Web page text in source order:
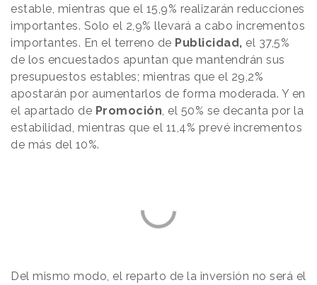
estable, mientras que el 15,9% realizarán reducciones
importantes. Solo el 2,9% llevará a cabo incrementos
importantes. En el terreno de Publicidad, el 37,5%
de los encuestados apuntan que mantendrán sus
presupuestos estables; mientras que el 29,2%
apostarán por aumentarlos de forma moderada. Y en
el apartado de Promoción, el 50% se decanta por la
estabilidad, mientras que el 11,4% prevé incrementos
de más del 10%.
Del mismo modo, el reparto de la inversión no será el